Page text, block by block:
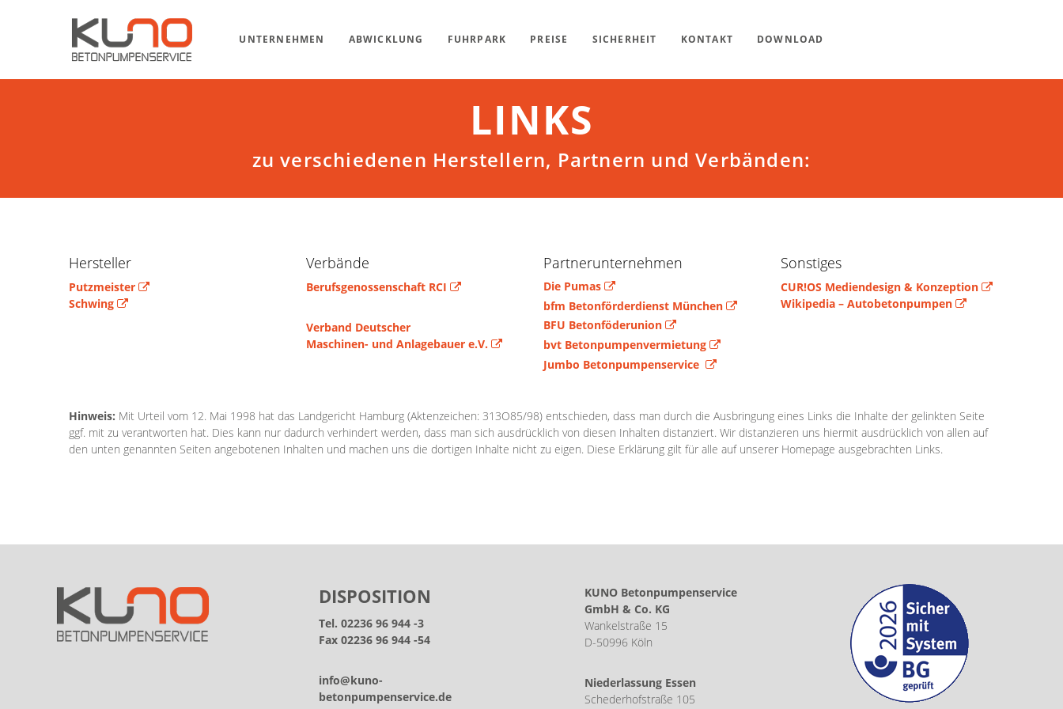
UNTERNEHMEN ABWICKLUNG FUHRPARK PREISE SICHERHEIT KONTAKT DOWNLOAD
LINKS
zu verschiedenen Herstellern, Partnern und Verbänden:
Hersteller
Putzmeister
Schwing
Verbände
Berufsgenossenschaft RCI
Verband Deutscher
Maschinen- und Anlagebauer e.V.
Partnerunternehmen
Die Pumas
bfm Betonförderdienst München
BFU Betonföderunion
bvt Betonpumpenvermietung
Jumbo Betonpumpenservice
Sonstiges
CUR!OS Mediendesign & Konzeption
Wikipedia – Autobetonpumpen
Hinweis: Mit Urteil vom 12. Mai 1998 hat das Landgericht Hamburg (Aktenzeichen: 313O85/98) entschieden, dass man durch die Ausbringung eines Links die Inhalte der gelinkten Seite
ggf. mit zu verantworten hat. Dies kann nur dadurch verhindert werden, dass man sich ausdrücklich von diesen Inhalten distanziert. Wir distanzieren uns hiermit ausdrücklich von allen auf
den unten genannten Seiten angebotenen Inhalten und machen uns die dortigen Inhalte nicht zu eigen. Diese Erklärung gilt für alle auf unserer Homepage ausgebrachten Links.
DISPOSITION
Tel. 02236 96 944 -3
Fax 02236 96 944 -54
info@kuno-
betonpumpenservice.de
KUNO Betonpumpenservice
GmbH & Co. KG
Wankelstraße 15
D-50996 Köln
Niederlassung Essen
Schederhofstraße 105